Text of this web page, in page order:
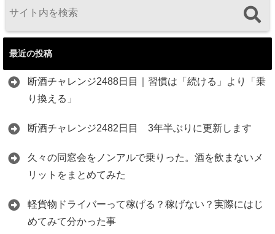
最近の投稿
断酒チャレンジ2488日目｜習慣は「続ける」より「乗
り換える」
断酒チャレンジ2482日目 3年半ぶりに更新します
久々の同窓会をノンアルで乗りった。酒を飲まないメ
リットをまとめてみた
軽貨物ドライバーって稼げる？稼げない？実際にはじ
めてみて分かった事